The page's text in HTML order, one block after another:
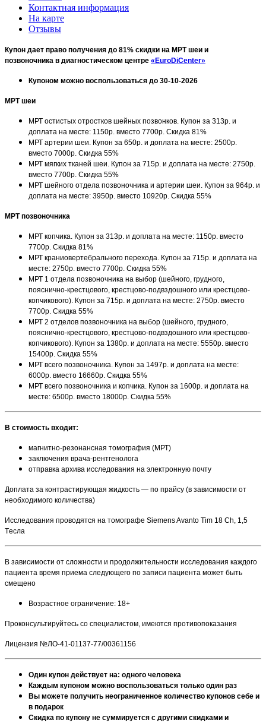
Контактная информация
На карте
Отзывы
Купон дает право получения до 81% скидки на МРТ шеи и
позвоночника в диагностическом центре «EuroDiCenter»
Купоном можно воспользоваться до 30-10-2026
МРТ шеи
МРТ остистых отростков шейных позвонков. Купон за 313р. и
доплата на месте: 1150р. вместо 7700р. Скидка 81%
МРТ артерии шеи. Купон за 650р. и доплата на месте: 2500р.
вместо 7000р. Скидка 55%
МРТ мягких тканей шеи. Купон за 715р. и доплата на месте: 2750р.
вместо 7700р. Скидка 55%
МРТ шейного отдела позвоночника и артерии шеи. Купон за 964р. и
доплата на месте: 3950р. вместо 10920р. Скидка 55%
МРТ позвоночника
МРТ копчика. Купон за 313р. и доплата на месте: 1150р. вместо
7700р. Скидка 81%
МРТ краниовертебрального перехода. Купон за 715р. и доплата на
месте: 2750р. вместо 7700р. Скидка 55%
МРТ 1 отдела позвоночника на выбор (шейного, грудного,
пояснично-крестцового, крестцово-подвздошного или крестцово-
копчикового). Купон за 715р. и доплата на месте: 2750р. вместо
7700р. Скидка 55%
МРТ 2 отделов позвоночника на выбор (шейного, грудного,
пояснично-крестцового, крестцово-подвздошного или крестцово-
копчикового). Купон за 1380р. и доплата на месте: 5550р. вместо
15400р. Скидка 55%
МРТ всего позвоночника. Купон за 1497р. и доплата на месте:
6000р. вместо 16660р. Скидка 55%
МРТ всего позвоночника и копчика. Купон за 1600р. и доплата на
месте: 6500р. вместо 18000р. Скидка 55%
В стоимость входит:
магнитно-резонансная томография (МРТ)
заключения врача-рентгенолога
отправка архива исследования на электронную почту
Доплата за контрастирующая жидкость — по прайсу (в зависимости от
необходимого количества)
Исследования проводятся на томографе Siemens Avanto Tim 18 Ch, 1,5
Tесла
В зависимости от сложности и продолжительности исследования каждого
пациента время приема следующего по записи пациента может быть
смещено
Возрастное ограничение: 18+
Проконсультируйтесь со специалистом, имеются противопоказания
Лицензия №ЛО-41-01137-77/00361156
Один купон действует на: одного человека
Каждым купоном можно воспользоваться только один раз
Вы можете получить неограниченное количество купонов себе и
в подарок
Скидка по купону не суммируется с другими скидками и